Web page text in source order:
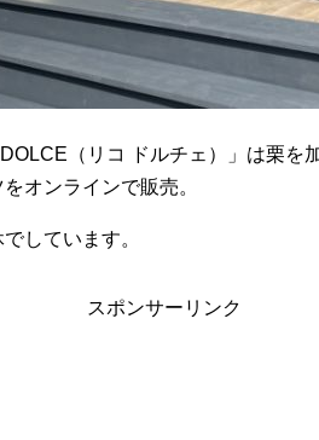
（リコ ドルチェ）」は栗を
オンラインで販売。
しています。
スポンサーリンク